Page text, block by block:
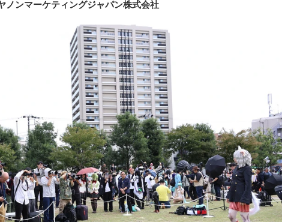
ンマーケティングジャパン株式会社